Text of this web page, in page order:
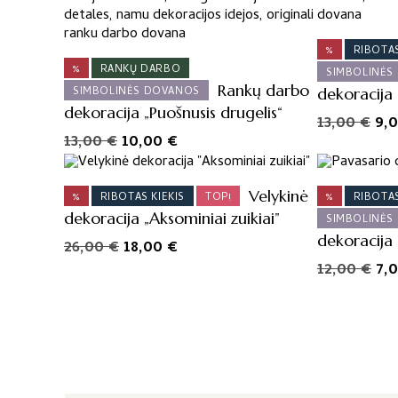
%
RANKŲ DARBO
SIMBOLINĖS DOVANOS
Rankų darbo
dekoracija „Puošnusis drugelis“
13,00€Original
price
was:
13,00 €.
10,00 €
price
is:
10,00 €.
%
SIMBOLINĖS
dekoracija
13,00€
% RIBOTAS KIEKIS TOP!
Velykinė
dekoracija „Aksominiai zuikiai”
26,00€Original
18,00 €
%
SIMBOLINĖS
dekoracija
12,00€